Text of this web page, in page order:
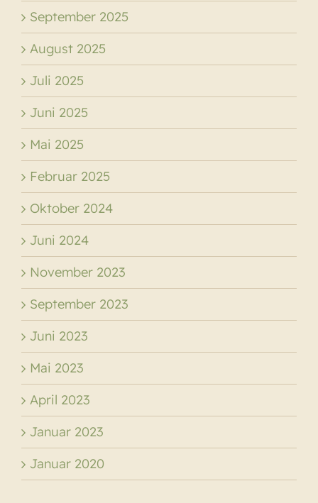
September 2025
August 2025
Juli 2025
Juni 2025
Mai 2025
Februar 2025
Oktober 2024
Juni 2024
November 2023
September 2023
Juni 2023
Mai 2023
April 2023
Januar 2023
Januar 2020